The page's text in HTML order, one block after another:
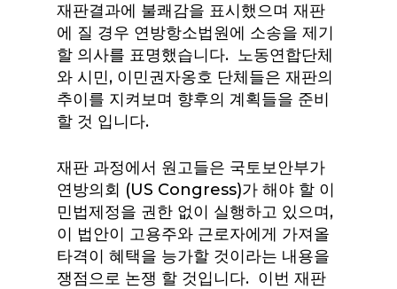
재판결과에 불쾌감을 표시했으며 재판
에 질 경우 연방항소법원에 소송을 제기
할 의사를 표명했습니다. 노동연합단체
와 시민, 이민권자옹호 단체들은 재판의
추이를 지켜보며 향후의 계획들을 준비
할 것 입니다.
재판 과정에서 원고들은 국토보안부가
연방의회 (US Congress)가 해야 할 이
민법제정을 권한 없이 실행하고 있으며,
이 법안이 고용주와 근로자에게 가져올
타격이 혜택을 능가할 것이라는 내용을
쟁점으로 논쟁 할 것입니다. 이번 재판